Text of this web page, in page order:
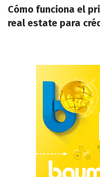
Cómo funciona el
real estate para